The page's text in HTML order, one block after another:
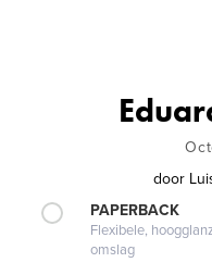
door
PAPERBACK
Flexibele,
omslag